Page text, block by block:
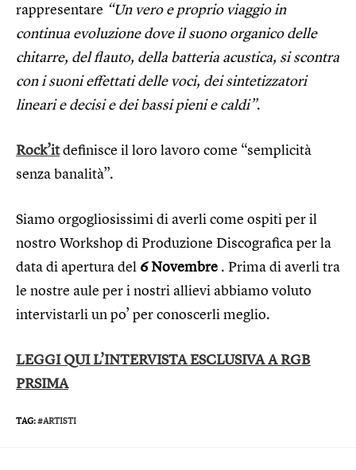
rappresentare “Un vero e proprio viaggio in
continua evoluzione dove il suono organico delle
chitarre, del flauto, della batteria acustica, si scontra
con i suoni effettati delle voci, dei sintetizzatori
lineari e decisi e dei bassi pieni e caldi”.
Rock’itdefinisce il loro lavoro come “semplicità
senza banalità”.
Siamo orgogliosissimi di averli come ospiti per il
nostro Workshop di Produzione Discografica per la
data di apertura del 6 Novembre . Prima di averli tra
le nostre aule per i nostri allievi abbiamo voluto
intervistarli un po’ per conoscerli meglio.
LEGGI QUI L’INTERVISTA ESCLUSIVA A RGB
PRSIMA
TAG:#ARTISTI